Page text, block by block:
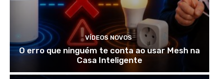
VÍDEOS NOVOS
O erro que ninguém te conta ao usar Mesh na
Casa Inteligente